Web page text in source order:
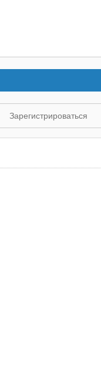
Зарегистрироваться